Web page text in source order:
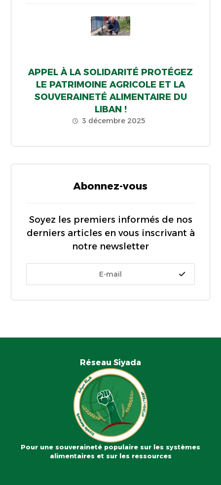
APPEL À LA SOLIDARITÉ PROTÉGEZ
LE PATRIMOINE AGRICOLE ET LA
SOUVERAINETÉ ALIMENTAIRE DU
LIBAN !
3 décembre 2025
Abonnez-vous
Soyez les premiers informés de nos
derniers articles en vous inscrivant à
notre newsletter
Réseau Siyada
Pour une souveraineté populaire sur les systèmes
alimentaires et sur les ressources